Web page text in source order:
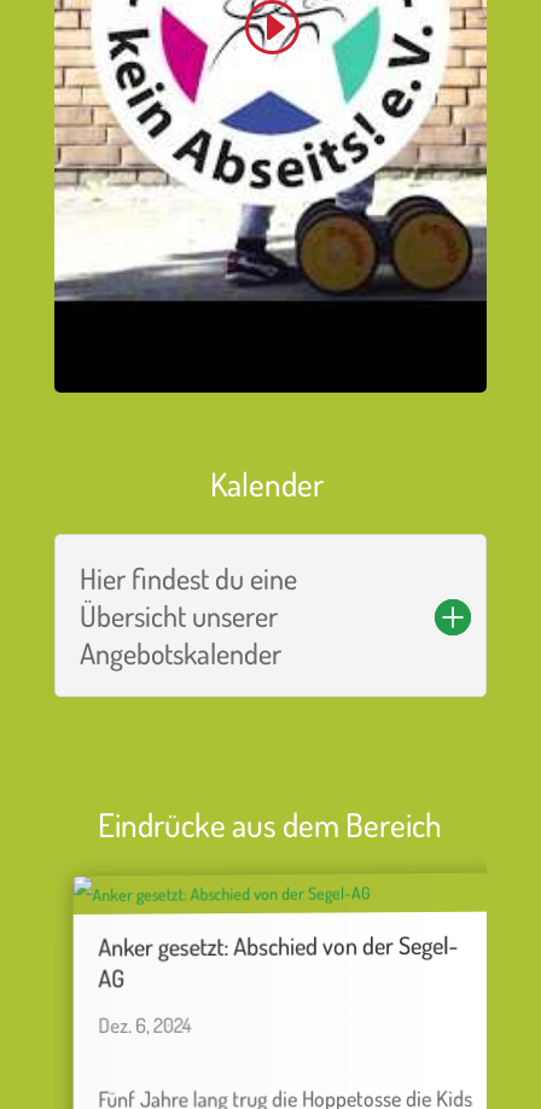
Klicke hier, um Marketing-Cookies zu akzeptieren
und diesen Inhalt zu aktivieren
Kalender
Hier findest du eine
Übersicht unserer
Angebotskalender
Eindrücke aus dem Bereich
Anker gesetzt: Abschied von der Segel-
AG
Dez. 6, 2024
Fünf Jahre lang trug die Hoppetosse die Kids